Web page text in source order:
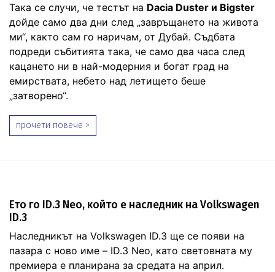
Така се случи, че тестът на Dacia Duster и Bigster
дойде само два дни след „завръщането на живота
ми“, както сам го наричам, от Дубай. Съдбата
подреди събитията така, че само два часа след
кацането ни в най-модерния и богат град на
емирствата, небето над летището беше
„затворено“.
прочети повече >
Ето го ID.3 Neo, който е наследник на Volkswagen
ID.3
Наследникът на Volkswagen ID.3 ще се появи на
пазара с ново име – ID.3 Neo, като световната му
премиера е планирана за средата на април.